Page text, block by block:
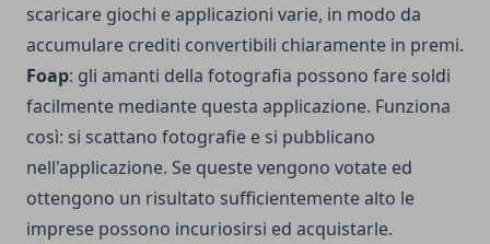
scaricare giochi e applicazioni varie, in modo da
accumulare crediti convertibili chiaramente in premi.
Foap: gli amanti della fotografia possono fare soldi
facilmente mediante questa applicazione. Funziona
così: si scattano fotografie e si pubblicano
nell'applicazione. Se queste vengono votate ed
ottengono un risultato sufficientemente alto le
imprese possono incuriosirsi ed acquistarle.